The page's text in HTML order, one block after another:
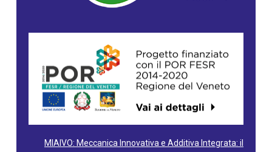
MIAIVO: Meccanica Innovativa e Additiva Integrata: il